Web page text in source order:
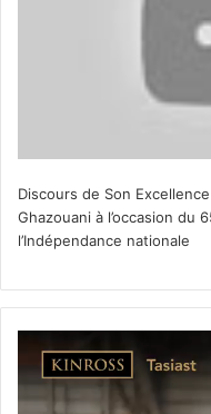
Discours de Son
Ghazouani à l’occasion du